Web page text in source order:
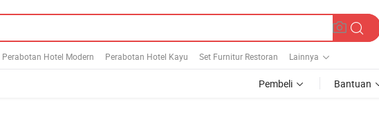
Perabotan Hotel Modern Perabotan Hotel Kayu Set Furnitur Restoran Lainnya
Pembeli Bantuan